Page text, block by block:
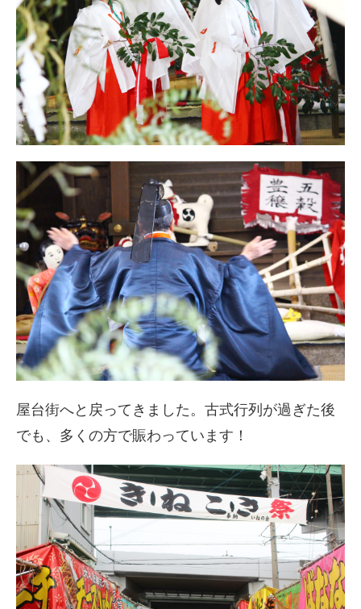
屋台街へと戻ってきました。古式行列が過ぎた後
でも、多くの方で賑わっています！